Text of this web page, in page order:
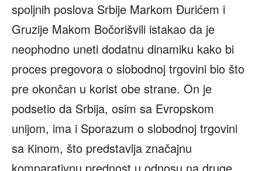
spoljnih poslova Srbije Markom Đurićem i
Gruzije Makom Bočorišvili istakao da je
neophodno uneti dodatnu dinamiku kako bi
proces pregovora o slobodnoj trgovini bio što
pre okončan u korist obe strane. On je
podsetio da Srbija, osim sa Evropskom
unijom, ima i Sporazum o slobodnoj trgovini
sa Кinom, što predstavlja značajnu